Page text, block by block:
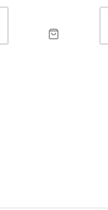
Este
múltiples